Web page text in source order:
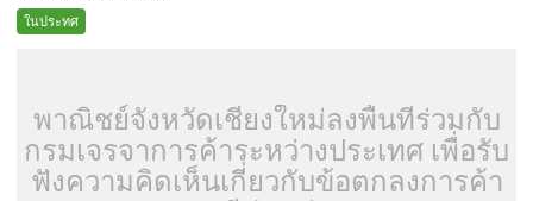
ในประทศ
พาณิชย์จังหวัดเชียงใหม่ลงพื้นที่ร่วมกับ
กรมเจรจาการค้าระหว่างประเทศ เพื่อรับ
ฟังความคิดเห็นเกี่ยวกับข้อตกลงการค้า